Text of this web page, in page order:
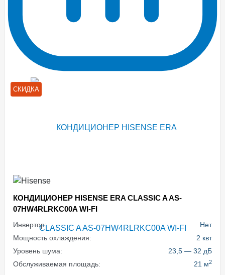
СКИДКА
КОНДИЦИОНЕР HISENSE ERA CLASSIC A AS-
07HW4RLRKC00A WI-FI
Инвертор:
Нет
Мощность охлаждения:
2 квт
Уровень шума:
23,5 — 32 дБ
Обслуживаемая площадь:
21 м2